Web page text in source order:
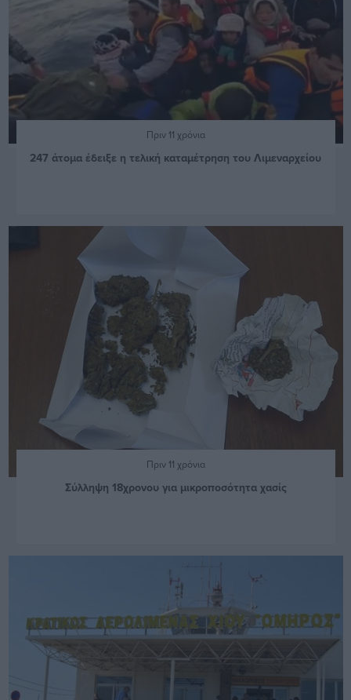
Πριν 11 χρόνια
247 άτομα έδειξε η τελική καταμέτρηση του Λιμεναρχείου
Πριν 11 χρόνια
Σύλληψη 18χρονου για μικροποσότητα χασίς